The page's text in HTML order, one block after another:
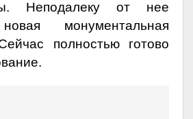
Неподалеку от нее
монументальная
полностью готово